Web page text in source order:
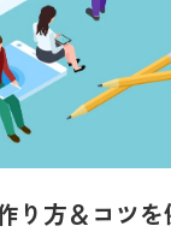
り方＆コツ